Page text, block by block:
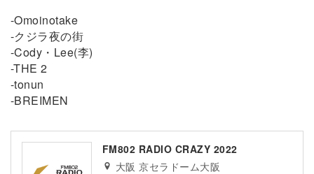
-Omoinotake
-クジラ夜の街
-Cody・Lee(李)
-THE 2
-tonun
-BREIMEN
FM802 RADIO CRAZY 2022
大阪 京セラドーム大阪